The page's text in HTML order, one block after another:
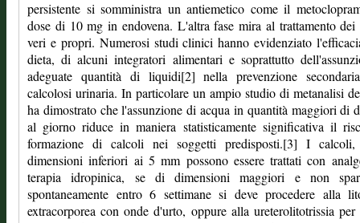
persistente si somministra un antiemetico come il
dose di 10 mg in endovena. L'altra fase mira al trattamento
veri e propri. Numerosi studi clinici hanno evidenziato
dieta, di alcuni integratori alimentari e soprattutto
adeguate quantità di liquidi[2] nella prevenzione
calcolosi urinaria. In particolare un ampio studio di metanalisi
ha dimostrato che l'assunzione di acqua in quantità maggiori di
al giorno riduce in maniera statisticamente significativa il
formazione di calcoli nei soggetti predisposti.[3] I
dimensioni inferiori ai 5 mm possono essere trattati con
terapia idropinica, se di dimensioni maggiori e non
spontaneamente entro 6 settimane si deve procedere alla
extracorporea con onde d'urto, oppure alla ureterolitotrissia